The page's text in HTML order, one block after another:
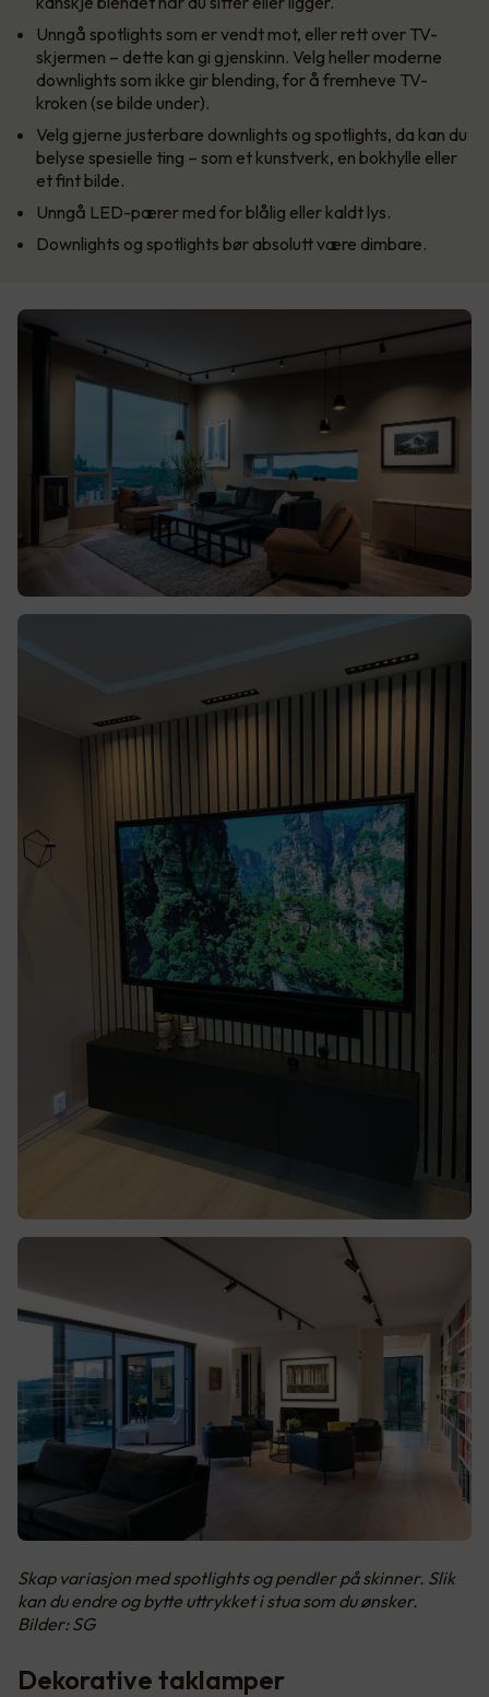
Unngå spotlights som er vendt mot, eller rett over TV-
skjermen – dette kan gi gjenskinn. Velg heller moderne
downlights som ikke gir blending, for å fremheve TV-
kroken (se bilde under).
Velg gjerne justerbare downlights og spotlights, da kan du
belyse spesielle ting – som et kunstverk, en bokhylle eller
et fint bilde.
Unngå LED-pærer med for blålig eller kaldt lys.
Downlights og spotlights bør absolutt være dimbare.
Skap variasjon med spotlights og pendler på skinner. Slik
kan du endre og bytte uttrykket i stua som du ønsker.
Bilder: SG
Dekorative taklamper